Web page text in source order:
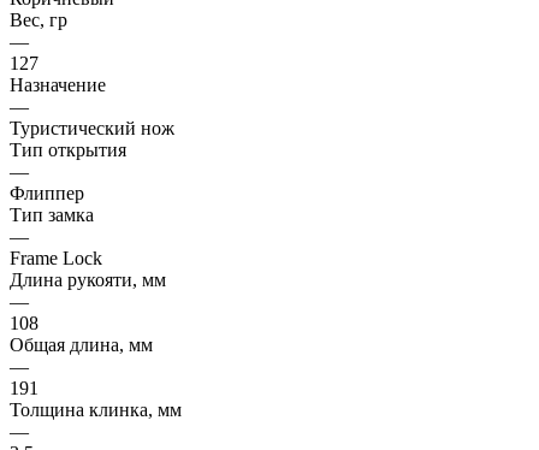
Вес, гр
—
127
Назначение
—
Туристический нож
Тип открытия
—
Флиппер
Тип замка
—
Frame Lock
Длина рукояти, мм
—
108
Общая длина, мм
—
191
Толщина клинка, мм
—